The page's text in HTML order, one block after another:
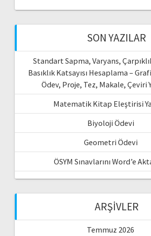
SON YAZILAR
Standart Sapma, Varyans,
Basıklık Katsayısı Hesaplama –
Ödev, Proje, Tez, Makale, Çeviri
Matematik Kitap Eleştirisi
Biyoloji Ödevi
Geometri Ödevi
ÖSYM Sınavlarını Word’e
ARŞIVLER
Temmuz 2026